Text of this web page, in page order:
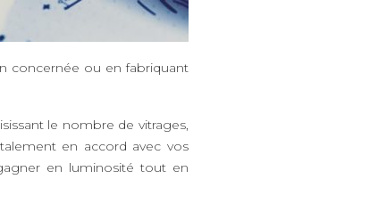
concernée ou en fabriquant
le nombre de vitrages,
en accord avec vos
en luminosité tout en